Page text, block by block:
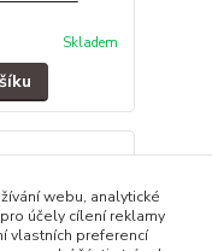
Skladem
webu, analytické
účely cílení reklamy
vlastních preferencí